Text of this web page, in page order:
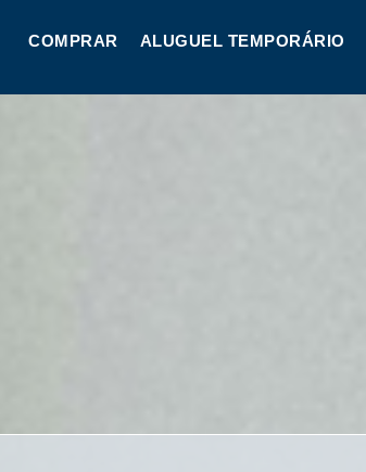
COMPRAR ALUGUEL TEMPORÁRIO